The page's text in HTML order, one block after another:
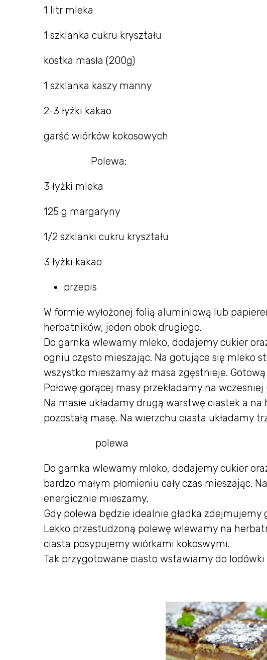
1 litr mleka
1 szklanka cukru kryształu
kostka masła (200g)
1 szklanka kaszy manny
2-3 łyżki kakao
garść wiórków kokosowych
Polewa:
3 łyżki mleka
125 g margaryny
1/2 szklanki cukru kryształu
3 łyżki kakao
przepis
W formie wyłożonej folią aluminiową lub
herbatników, jeden obok drugiego.
Do garnka wlewamy mleko, dodajemy cukier
ogniu często mieszając. Na gotujące się mleko
wszystko mieszamy aż masa zgęstnieje.
Połowę gorącej masy przekładamy na
Na masie układamy drugą warstwę ciastek a
pozostałą masę. Na wierzchu ciasta układamy
polewa
Do garnka wlewamy mleko, dodajemy cukier
bardzo małym płomieniu cały czas mieszając.
energicznie mieszamy.
Gdy polewa będzie idealnie gładka zdejmujemy
Lekko przestudzoną polewę wlewamy na
ciasta posypujemy wiórkami kokoswymi.
Tak przygotowane ciasto wstawiamy do lodówki